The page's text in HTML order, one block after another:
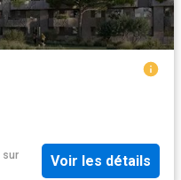
sur
Voir les détails